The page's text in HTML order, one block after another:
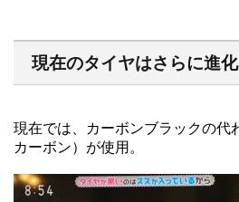
現在のタイヤはさらに進化
現在では、カーボンブラックの代
カーボン）が使用。